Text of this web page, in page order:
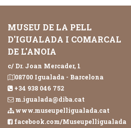
MUSEU DE LA PELL
D'IGUALADA I COMARCAL
DE L'ANOIA
c/ Dr. Joan Mercader, 1
08700 Igualada - Barcelona
+34 938 046 752
m.igualada@diba.cat
www.museupelligualada.cat
facebook.com/Museupelligualada